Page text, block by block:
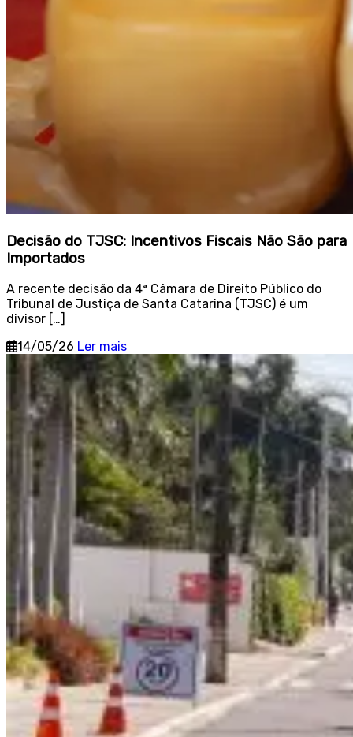
Decisão do TJSC: Incentivos Fiscais Não São para
Importados
A recente decisão da 4ª Câmara de Direito Público do
Tribunal de Justiça de Santa Catarina (TJSC) é um
divisor […]
14/05/26 Ler mais